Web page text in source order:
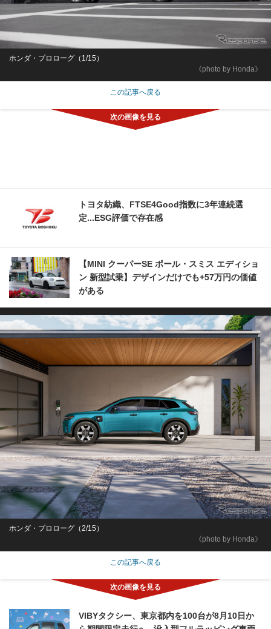
《photo by Honda》
ホンダ・プロローグ（1/15）
この記事へ戻る
トヨタ紡織、FTSE4Good指数に3年連続選
定...ESG評価で存在感
【MINI クーパーSE ポール・スミス エディショ
ン 新型試乗】デザインだけでも+57万円の価値
がある
《photo by Honda》
ホンダ・プロローグ（2/15）
この記事へ戻る
VIBYタクシー、東京都内を100台が8月10日か